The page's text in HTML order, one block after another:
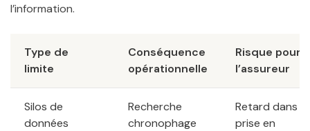
l’information.
Type de
limite
Conséquence
opérationnelle
Risque pour
l’assureur
Silos de
données
Recherche
chronophage
Retard dans la
prise en